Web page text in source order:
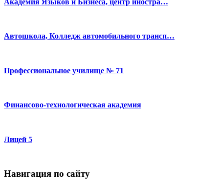
Автошкола, Колледж автомобильного трансп…
Профессиональное училище № 71
Финансово-технологическая академия
Лицей 5
Навигация по сайту